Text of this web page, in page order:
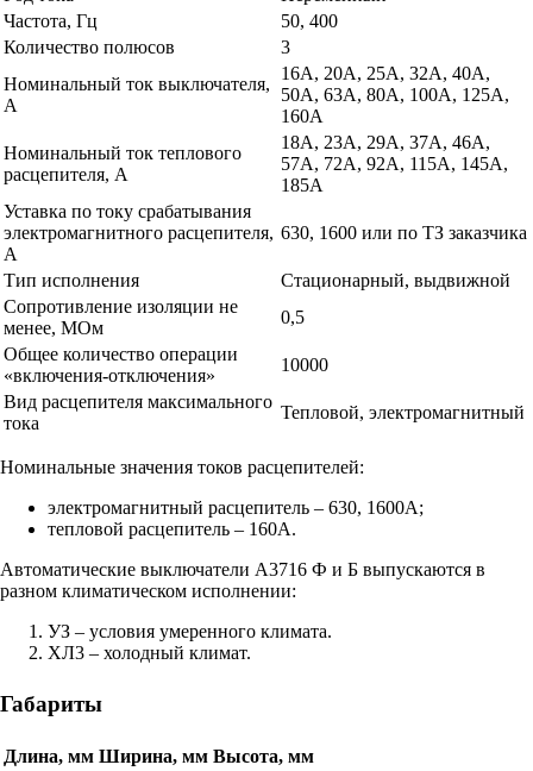
Частота, Гц
50, 400
Количество полюсов
3
Номинальный ток выключателя,
А
16А, 20А, 25А, 32А, 40А,
50А, 63А, 80А, 100А, 125А,
160А
Номинальный ток теплового
расцепителя, А
18А, 23А, 29А, 37А, 46А,
57А, 72А, 92А, 115А, 145А,
185А
Уставка по току срабатывания
электромагнитного расцепителя,
А
630, 1600 или по ТЗ заказчика
Тип исполнения
Стационарный, выдвижной
Сопротивление изоляции не
менее, МОм
0,5
Общее количество операции
«включения-отключения»
10000
Вид расцепителя максимального
тока
Тепловой, электромагнитный
Номинальные значения токов расцепителей:
электромагнитный расцепитель – 630, 1600А;
тепловой расцепитель – 160А.
Автоматические выключатели А3716 Ф и Б выпускаются в
разном климатическом исполнении:
УЗ – условия умеренного климата.
ХЛ3 – холодный климат.
Габариты
Длина, мм Ширина, мм Высота, мм